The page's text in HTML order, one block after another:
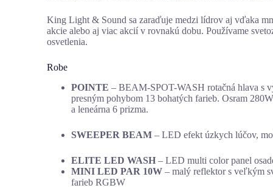
King Light & Sound sa zaraďuje medzi lídrov aj vďaka
akcie alebo aj viac akcií v rovnakú dobu. Používame
osvetlenia.
Robe
POINTE – BEAM-SPOT-WASH rotačná hlava s
presným pohybom 13 bohatých farieb. Osram
a leneárna 6 prizma.
SWEEPER BEAM – LED efekt úzkych lúčov,
ELITE LED WASH – LED multi color panel
MINI LED PAR 10W – malý reflektor s veľkým
farieb RGBW